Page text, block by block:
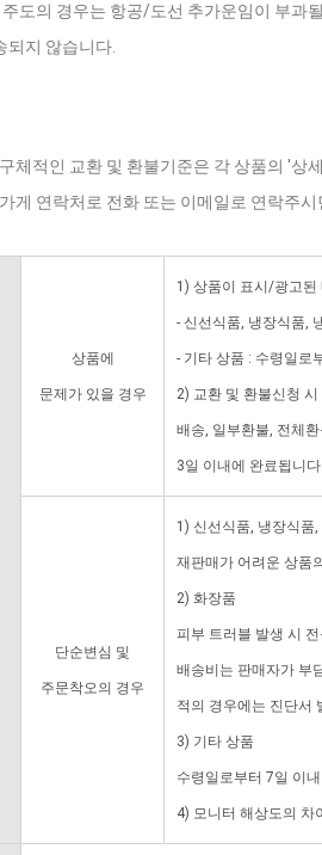
도의 경우는 항공/도선 추가운임이 부과
되지 않습니다.
체적인 교환 및 환불기준은 각 상품의 '상
게 연락처로 전화 또는 이메일로 연락주
상품에
문제가 있을 경우
1) 상품이 표시/광고된
- 신선식품, 냉장식품,
- 기타 상품 : 수령일로
2) 교환 및 환불신청
배송, 일부환불, 전체
3일 이내에 완료됩니
단순변심 및
주문착오의 경우
1) 신선식품, 냉장식품
재판매가 어려운 상품
2) 화장품
피부 트러블 발생 시
배송비는 판매자가 부
적의 경우에는 진단서
3) 기타 상품
수령일로부터 7일 이
4) 모니터 해상도의 차